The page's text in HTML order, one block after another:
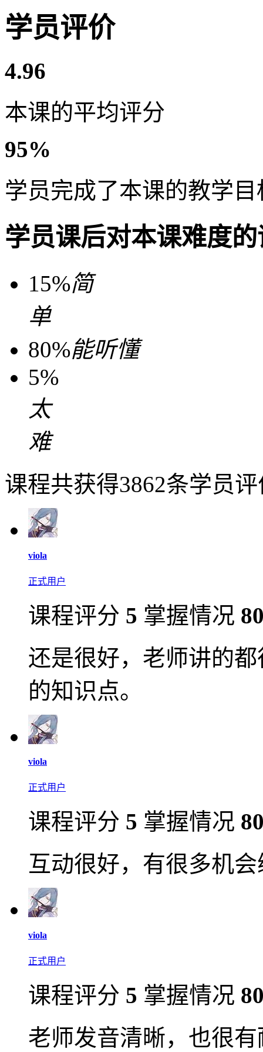
学员评价
4.96
本课的平均评分
95%
学员完成了本课的教学目
学员课后对本课难度
15%简
单
80%能听懂
5%
太
难
课程共获得3862条学员
viola
正式用户
课程评分 5 掌握情况
还是很好，老师讲的
的知识点。
viola
正式用户
课程评分 5 掌握情况
互动很好，有很多机
viola
正式用户
课程评分 5 掌握情况
老师发音清晰，也很